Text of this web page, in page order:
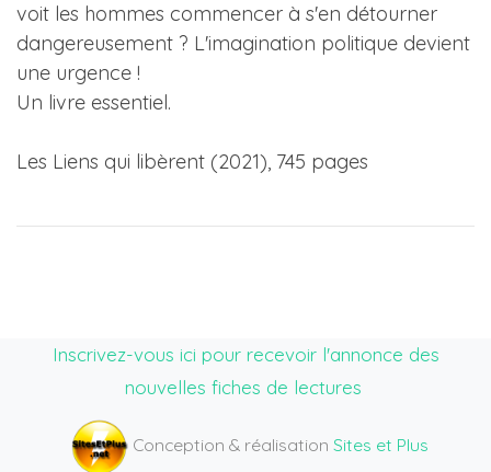
voit les hommes commencer à s'en détourner
dangereusement ? L'imagination politique devient
une urgence !
Un livre essentiel.
Les Liens qui libèrent (2021), 745 pages
Inscrivez-vous ici pour recevoir l'annonce des
nouvelles fiches de lectures
Conception & réalisation Sites et Plus